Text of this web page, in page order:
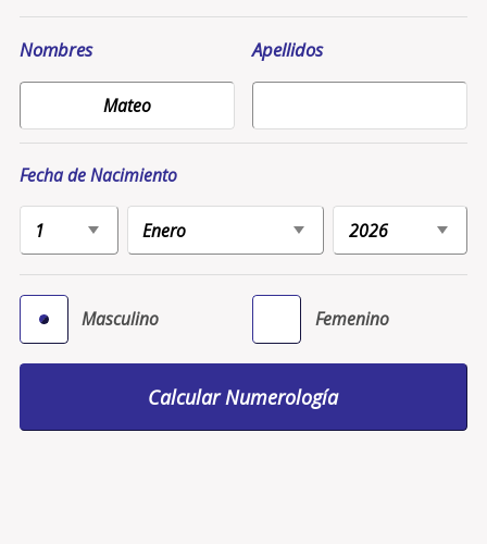
Nombres Apellidos
Fecha de Nacimiento
Masculino Femenino